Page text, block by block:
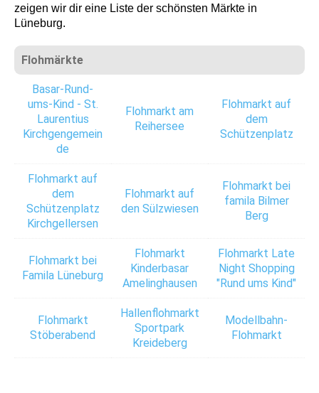
zeigen wir dir eine Liste der schönsten Märkte in
Lüneburg.
Flohmärkte
Basar-Rund-
ums-Kind - St.
Laurentius
Kirchgengemein
de
Flohmarkt am
Reihersee
Flohmarkt auf
dem
Schützenplatz
Flohmarkt auf
dem
Schützenplatz
Kirchgellersen
Flohmarkt auf
den Sülzwiesen
Flohmarkt bei
famila Bilmer
Berg
Flohmarkt bei
Famila Lüneburg
Flohmarkt
Kinderbasar
Amelinghausen
Flohmarkt Late
Night Shopping
"Rund ums Kind"
Flohmarkt
Stöberabend
Hallenflohmarkt
Sportpark
Kreideberg
Modellbahn-
Flohmarkt